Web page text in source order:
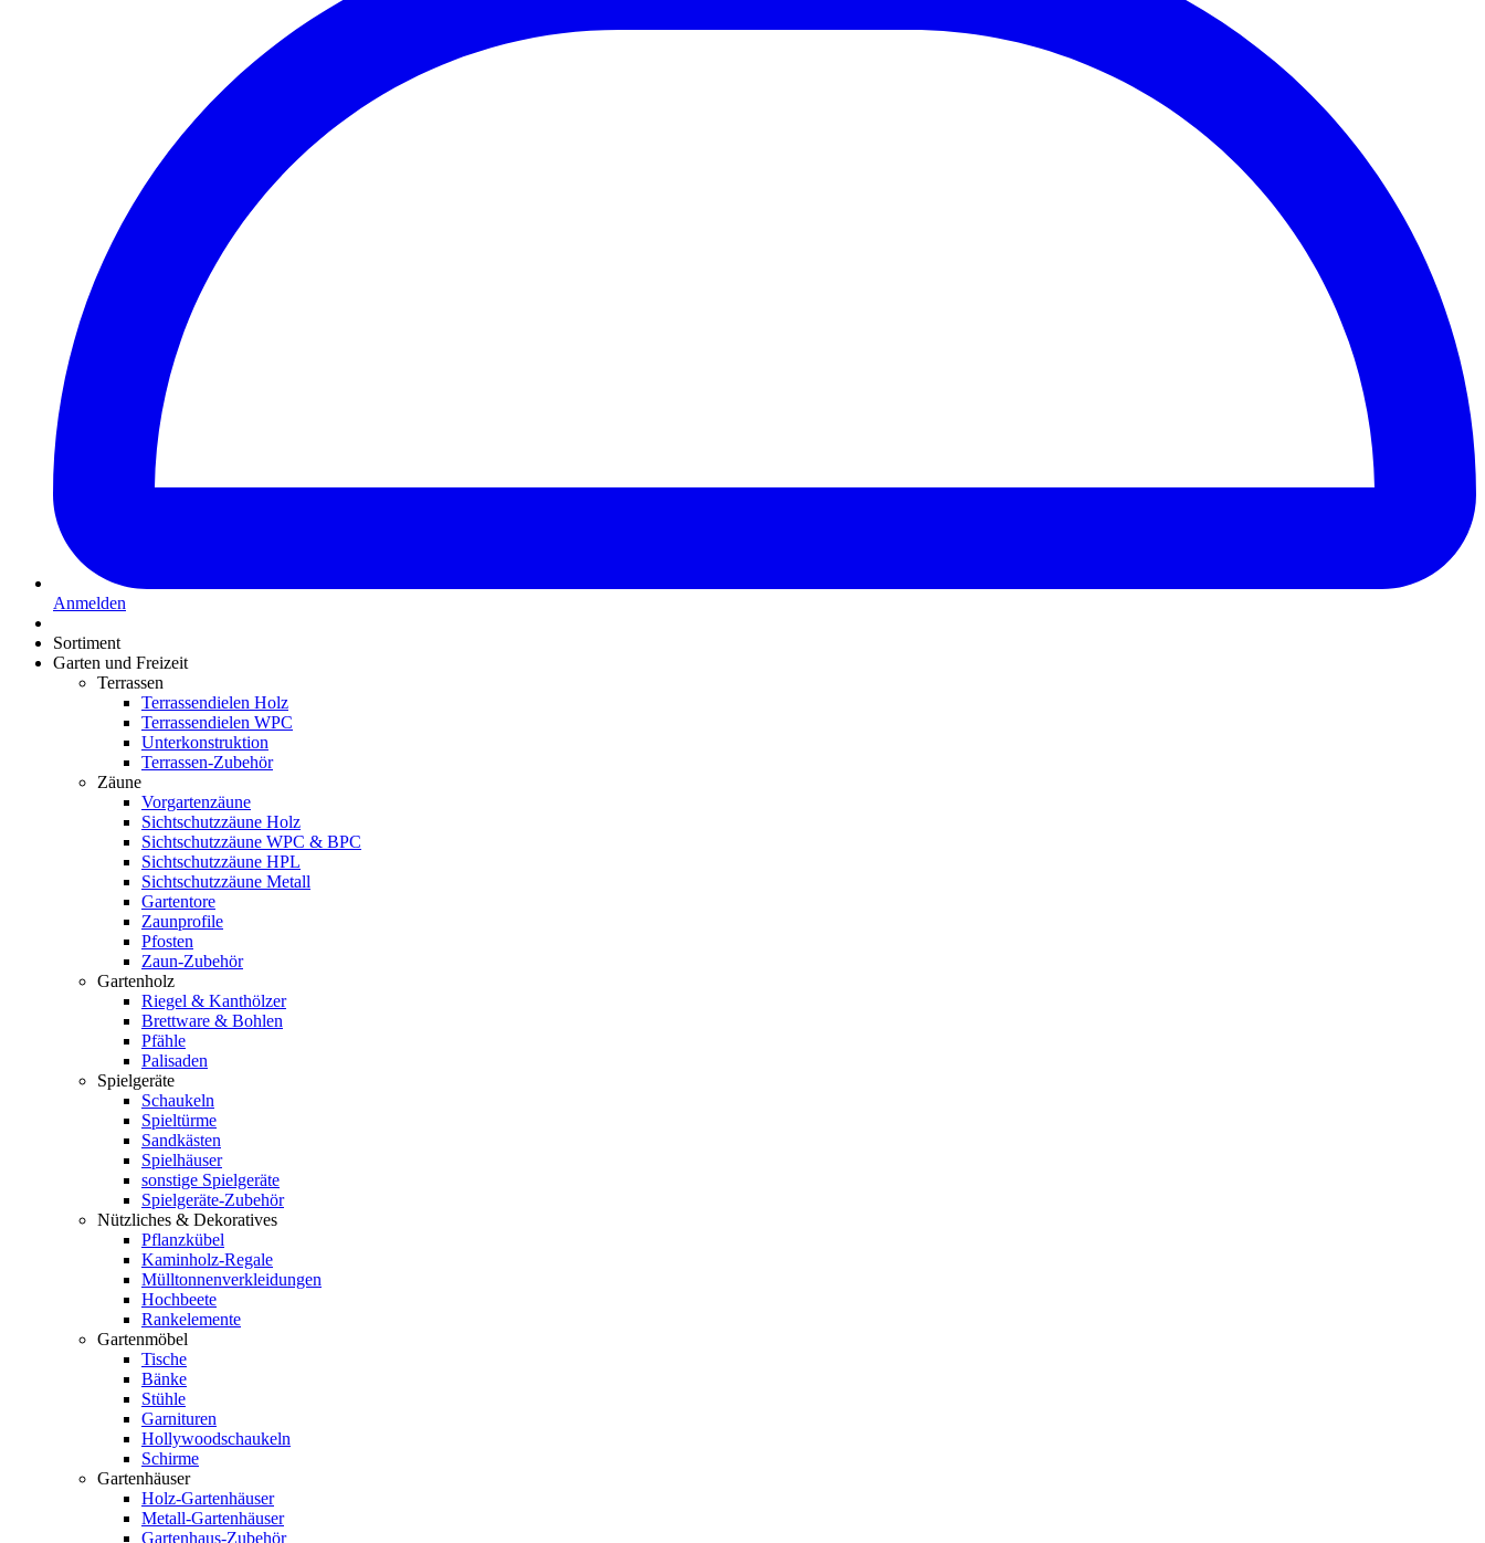
Anmelden
Sortiment
Garten und Freizeit
Terrassen
Terrassendielen Holz
Terrassendielen WPC
Unterkonstruktion
Terrassen-Zubehör
Zäune
Vorgartenzäune
Sichtschutzzäune Holz
Sichtschutzzäune WPC & BPC
Sichtschutzzäune HPL
Sichtschutzzäune Metall
Gartentore
Zaunprofile
Pfosten
Zaun-Zubehör
Gartenholz
Riegel & Kanthölzer
Brettware & Bohlen
Pfähle
Palisaden
Spielgeräte
Schaukeln
Spieltürme
Sandkästen
Spielhäuser
sonstige Spielgeräte
Spielgeräte-Zubehör
Nützliches & Dekoratives
Pflanzkübel
Kaminholz-Regale
Mülltonnenverkleidungen
Hochbeete
Rankelemente
Gartenmöbel
Tische
Bänke
Stühle
Garnituren
Hollywoodschaukeln
Schirme
Gartenhäuser
Holz-Gartenhäuser
Metall-Gartenhäuser
Gartenhaus-Zubehör